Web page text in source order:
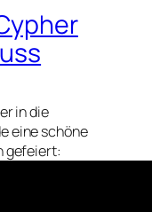
in die
eine schöne
gefeiert: